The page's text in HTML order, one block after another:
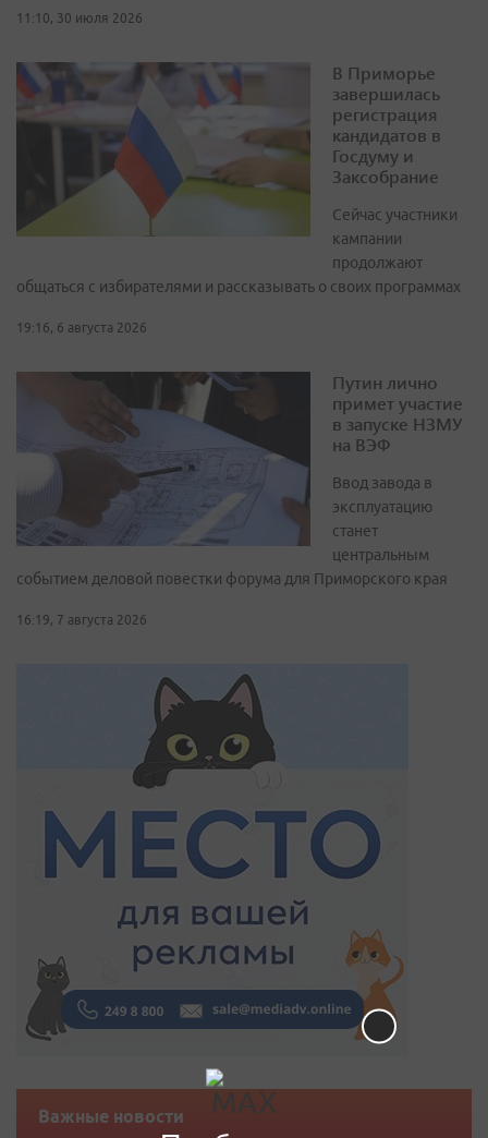
11:10, 30 июля 2026
В Приморье
завершилась
регистрация
кандидатов в
Госдуму и
Заксобрание
Сейчас участники
кампании
продолжают
общаться с избирателями и рассказывать о своих программах
19:16, 6 августа 2026
Путин лично
примет участие
в запуске НЗМУ
на ВЭФ
Ввод завода в
эксплуатацию
станет
центральным
событием деловой повестки форума для Приморского края
16:19, 7 августа 2026
Важные новости